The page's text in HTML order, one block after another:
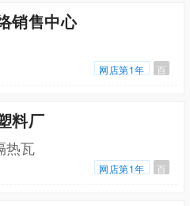
销售中心
网店第1年 百
料厂
热瓦
网店第1年 百